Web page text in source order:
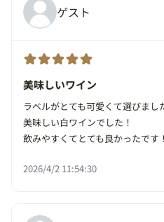
ゲスト
美味しいワイン
ラベルがとても可愛くて選びまし
美味しい白ワインでした！
飲みやすくてとても良かったです！
2026/4/2 11:54:30